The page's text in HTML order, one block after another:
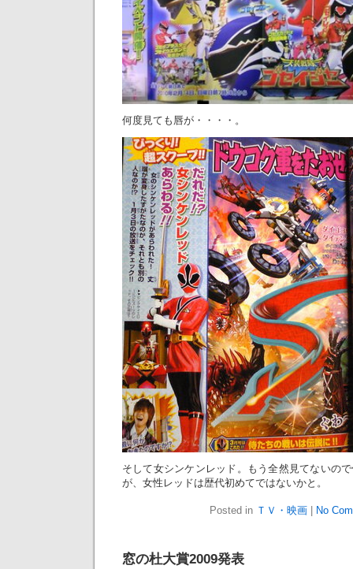
何度見ても唇が・・・・。
そして女シンケンレッド。もう全然見てないの
が、女性レッドは歴代初めてではないかと。
Posted in ＴＶ・映画| No
窓の杜大賞2009発表